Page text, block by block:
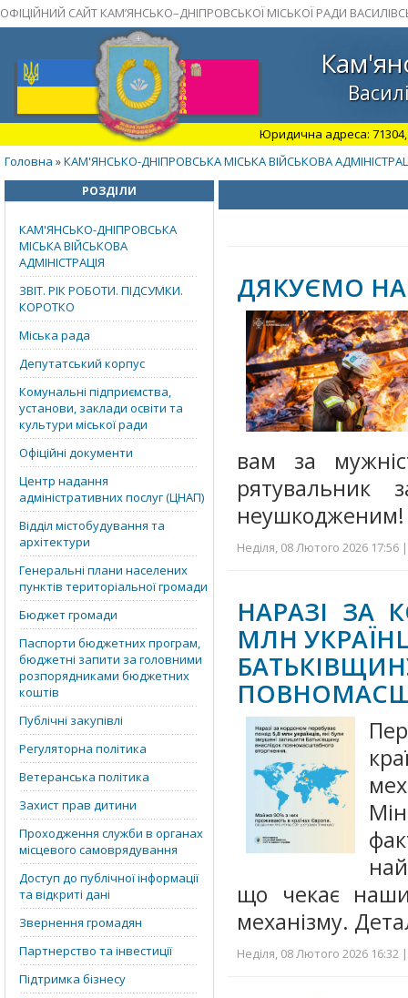
ОФІЦІЙНИЙ САЙТ КАМ’ЯНСЬКО–ДНІПРОВСЬКОЇ МІСЬКОЇ РАДИ
Юридична адреса: 71304,
Головна »КАМ'ЯНСЬКО-ДНІПРОВСЬКА МІСЬКА ВІЙСЬКОВА
РОЗДІЛИ
КАМ'ЯНСЬКО-ДНІПРОВСЬКА
МІСЬКА ВІЙСЬКОВА
АДМІНІСТРАЦІЯ
ЗВІТ. РІК РОБОТИ. ПІДСУМКИ.
КОРОТКО
Міська рада
Депутатський корпус
Комунальні підприємства,
установи, заклади освіти та
культури міської ради
Офіційні документи
Центр надання
адміністративних послуг (ЦНАП)
Відділ містобудування та
архітектури
Генеральні плани населених
пунктів територіальної громади
Бюджет громади
Паспорти бюджетних програм,
бюджетні запити за головними
розпорядниками бюджетних
коштів
Публічні закупівлі
Регуляторна політика
Ветеранська політика
Захист прав дитини
Проходження служби в органах
місцевого самоврядування
Доступ до публічної інформації
та відкриті дані
Звернення громадян
Партнерство та інвестиції
Підтримка бізнесу
ДЯКУЄМО
вам за
рятувальник
Неділя, 08 Лютого 2026 17:56
НАРАЗІ ЗА
МЛН
що чекає
механізму.
Неділя, 08 Лютого 2026 16:32